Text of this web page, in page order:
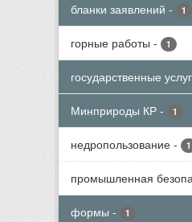
бланки заявлений - 1
горные работы - 1
государственные
Минприроды КР - 1
недропользование - 1
промышленная
формы - 1